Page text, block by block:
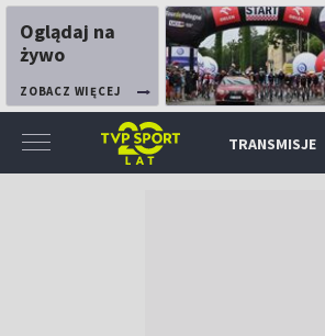
Oglądaj na
żywo
ZOBACZ WIĘCEJ
TRANSMISJE